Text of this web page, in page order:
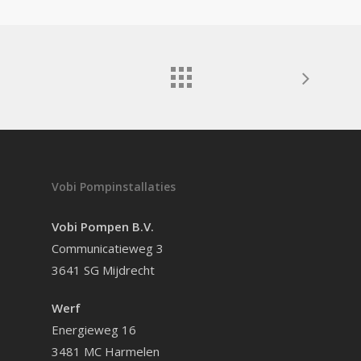
Vobi Pompinstallaties
Vobi Pompen B.V.
Communicatieweg 3
3641 SG Mijdrecht
Werf
Energieweg 16
3481 MC Harmelen